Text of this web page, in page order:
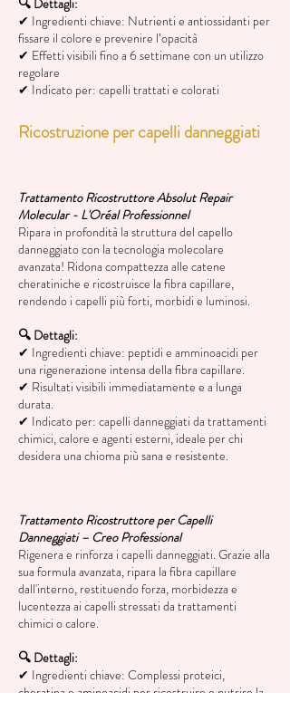
✔ Ingredienti chiave: Nutrienti e antiossidanti per
fissare il colore e prevenire l’opacità
✔ Effetti visibili fino a 6 settimane con un utilizzo
regolare
✔ Indicato per: capelli trattati e colorati
Ricostruzione per capelli danneggiati
Trattamento Ricostruttore Absolut Repair
Molecular - L'Oréal Professionnel
Ripara in profondità la struttura del capello
danneggiato con la tecnologia molecolare
avanzata! Ridona compattezza alle catene
cheratiniche e ricostruisce la fibra capillare,
rendendo i capelli più forti, morbidi e luminosi.
🔍 Dettagli:
✔ Ingredienti chiave: peptidi e amminoacidi per
una rigenerazione intensa della fibra capillare.
✔ Risultati visibili immediatamente e a lunga
durata.
✔ Indicato per: capelli danneggiati da trattamenti
chimici, calore e agenti esterni, ideale per chi
desidera una chioma più sana e resistente.
Trattamento Ricostruttore per Capelli
Danneggiati – Creo Professional
Rigenera e rinforza i capelli danneggiati. Grazie alla
sua formula avanzata, ripara la fibra capillare
dall'interno, restituendo forza, morbidezza e
lucentezza ai capelli stressati da trattamenti
chimici o calore.
🔍 Dettagli:
✔ Ingredienti chiave: Complessi proteici,
cheratina e aminoacidi per ricostruire e nutrire la